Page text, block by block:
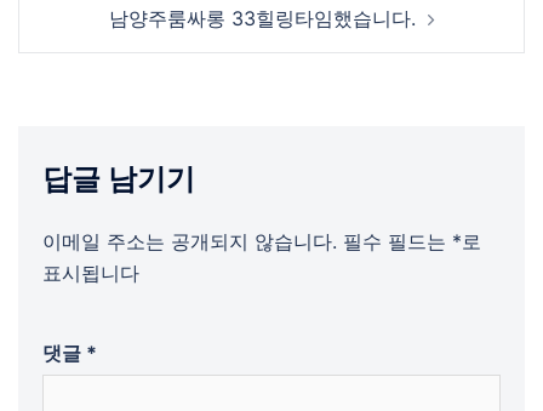
navigation남양주룸싸롱 33힐링타임했습니다.
답글 남기기
이메일 주소는 공개되지 않습니다. 필수 필드는 * 로
표시됩니다
댓글 *